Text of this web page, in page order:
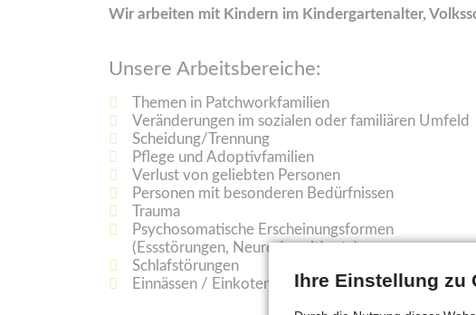
Wir arbeiten mit Kindern im Kindergartenalter,
Unsere Arbeitsbereiche:
Themen in Patchworkfamilien
Veränderungen im sozialen oder familiären Umfeld
Scheidung/Trennung
Pflege und Adoptivfamilien
Verlust von geliebten Personen
Personen mit besonderen Bedürfnissen
Trauma
Psychosomatische Erscheinungsformen
(Essstörungen, Neurodermitis etc)
Schlafstörungen
Einnässen / Einkoten
Ihre Einstellung zu